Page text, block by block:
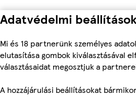
Adatvédelmi
Mi és 18 partnerünk személyes
elutasítása gombok kiválasztásával
választásaidat megosztjuk a
A hozzájárulási beállításokat